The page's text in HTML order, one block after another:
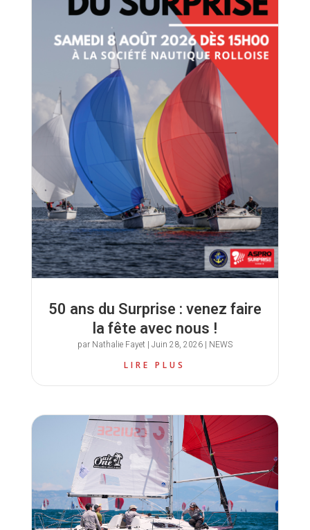
50 ans du Surprise : venez faire
la fête avec nous !
par Nathalie Fayet| Juin 28, 2026| NEWS
LIRE PLUS